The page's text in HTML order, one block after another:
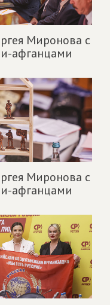
Миронова с
афганцами
Миронова с
афганцами